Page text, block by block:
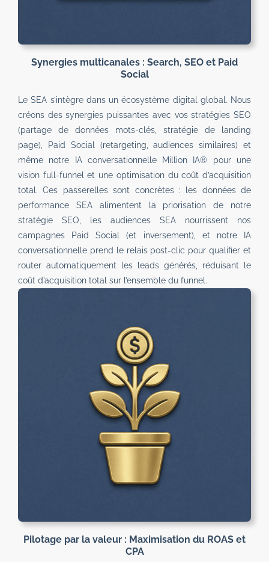
Synergies multicanales : Search, SEO et Paid
Social
Le SEA s’intègre dans un écosystème digital global. Nous
créons des synergies puissantes avec vos stratégies SEO
(partage de données mots-clés, stratégie de landing
page),
Paid Social
(retargeting, audiences similaires) et
même notre IA conversationnelle
Million IA® pour une
vision full-funnel et une optimisation du coût d’acquisition
total. Ces passerelles sont concrètes : les données de
performance SEA alimentent la priorisation de notre
stratégie SEO, les audiences SEA nourrissent nos
campagnes Paid Social (et inversement), et notre IA
conversationnelle prend le relais post-clic pour qualifier et
router automatiquement les leads générés, réduisant le
coût d’acquisition total sur l’ensemble du funnel.
Pilotage par la valeur : Maximisation du ROAS et
CPA